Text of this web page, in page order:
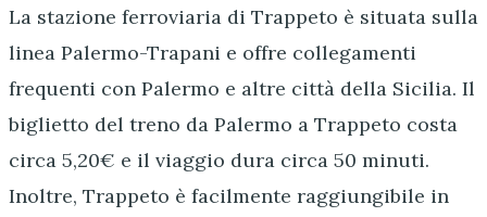
La stazione ferroviaria di Trappeto è situata sulla
linea Palermo-Trapani e offre collegamenti
frequenti con Palermo e altre città della Sicilia. Il
biglietto del treno da Palermo a Trappeto costa
circa 5,20€ e il viaggio dura circa 50 minuti.
Inoltre, Trappeto è facilmente raggiungibile in